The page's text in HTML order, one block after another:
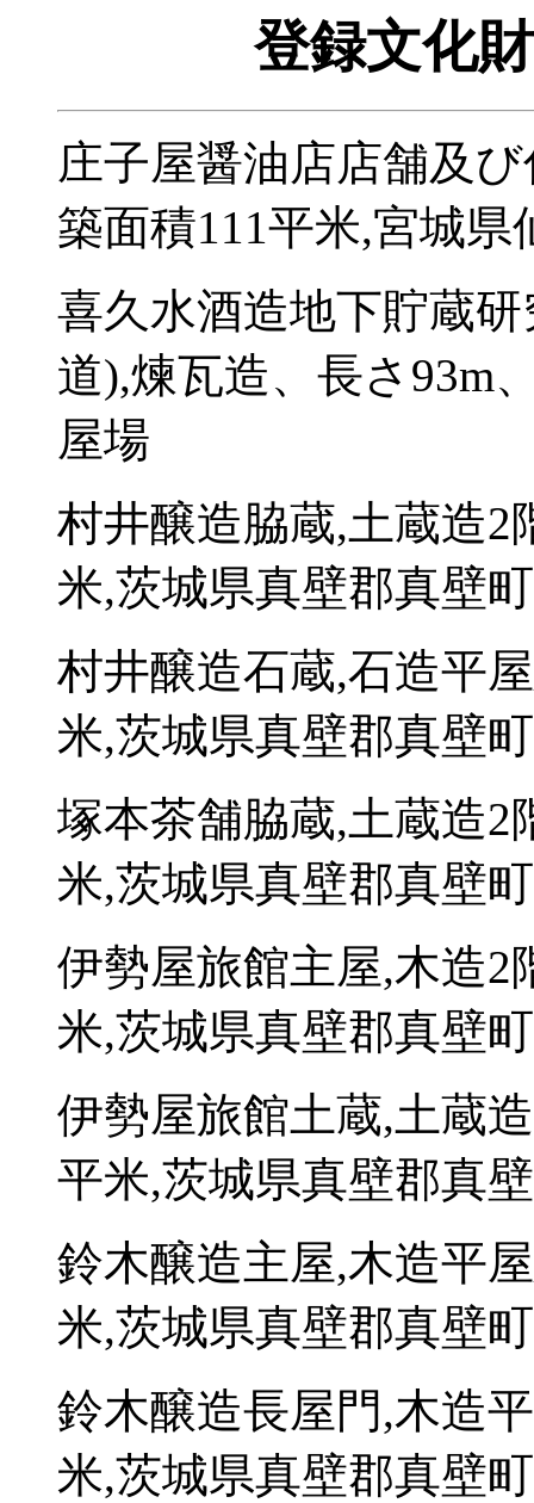
登録文化
庄子屋醤油店店舗及
築面積111平米,宮城県
喜久水酒造地下貯蔵
道),煉瓦造、長さ93m
屋場
村井醸造脇蔵,土蔵造2
米,茨城県真壁郡真壁
村井醸造石蔵,石造平
米,茨城県真壁郡真壁
塚本茶舗脇蔵,土蔵造2
米,茨城県真壁郡真壁
伊勢屋旅館主屋,木造2
米,茨城県真壁郡真壁
伊勢屋旅館土蔵,土蔵
平米,茨城県真壁郡真
鈴木醸造主屋,木造平
米,茨城県真壁郡真壁
鈴木醸造長屋門,木造
米,茨城県真壁郡真壁